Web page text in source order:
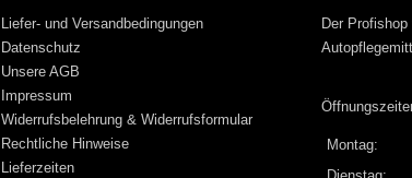
Liefer- und Versandbedingungen
Datenschutz
Unsere AGB
Impressum
Widerrufsbelehrung & Widerrufsformular
Rechtliche Hinweise
Lieferzeiten
Der Profishop
Montag: